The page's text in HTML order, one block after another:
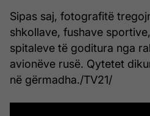
Sipas saj, fotografitë
shkollave, fushave
spitaleve të goditura nga
avionëve rusë. Qytetet
në gërmadha./TV21/